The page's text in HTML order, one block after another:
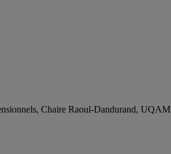
Chaire Raoul-Dandurand, UQAM